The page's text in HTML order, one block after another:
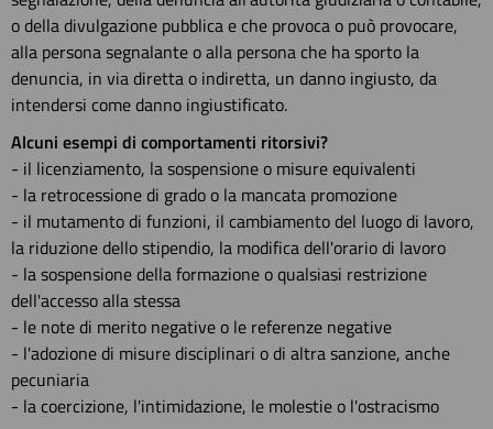
o della divulgazione pubblica e che provoca o può provocare,
alla persona segnalante o alla persona che ha sporto la
denuncia, in via diretta o indiretta, un danno ingiusto, da
intendersi come danno ingiustificato.
Alcuni esempi di comportamenti ritorsivi?
- il licenziamento, la sospensione o misure equivalenti
- la retrocessione di grado o la mancata promozione
- il mutamento di funzioni, il cambiamento del luogo di lavoro,
la riduzione dello stipendio, la modifica dell'orario di lavoro
- la sospensione della formazione o qualsiasi restrizione
dell'accesso alla stessa
- le note di merito negative o le referenze negative
- l'adozione di misure disciplinari o di altra sanzione, anche
pecuniaria
- la coercizione, l'intimidazione, le molestie o l'ostracismo